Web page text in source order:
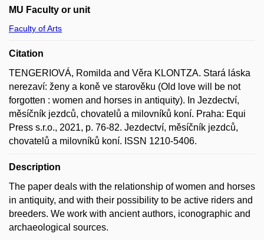
MU Faculty or unit
Faculty of Arts
Citation
TENGERIOVÁ, Romilda and Věra KLONTZA. Stará láska
nerezaví: ženy a koně ve starověku (Old love will be not
forgotten : women and horses in antiquity). In Jezdectví,
měsíčník jezdců, chovatelů a milovníků koní. Praha: Equi
Press s.r.o., 2021, p. 76-82. Jezdectví, měsíčník jezdců,
chovatelů a milovníků koní. ISSN 1210-5406.
Description
The paper deals with the relationship of women and horses
in antiquity, and with their possibility to be active riders and
breeders. We work with ancient authors, iconographic and
archaeological sources.